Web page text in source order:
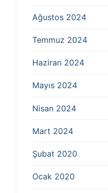
Ağustos 2024
Temmuz 2024
Haziran 2024
Mayıs 2024
Nisan 2024
Mart 2024
Şubat 2020
Ocak 2020